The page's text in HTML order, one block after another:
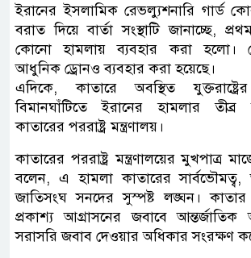
ইরানের ইসলামিক রেভল্যুশনারি গার্ড
বরাত দিয়ে বার্তা সংস্থাটি জানাচ্ছে,
কোনো হামলায় ব্যবহার করা হলো।
আধুনিক ড্রোনও ব্যবহার করা হয়েছে।
এদিকে, কাতারে অবস্থিত
বিমানঘাঁটিতে ইরানের হামলার তীব্র
কাতারের পররাষ্ট্র মন্ত্রণালয়।
কাতারের পররাষ্ট্র মন্ত্রণালয়ের মুখপাত্র
বলেন, এ হামলা কাতারের
জাতিসংঘ সনদের সুস্পষ্ট লঙ্ঘন। কাতার
প্রকাশ্য আগ্রাসনের জবাবে
সরাসরি জবাব দেওয়ার অধিকার সংরক্ষণ